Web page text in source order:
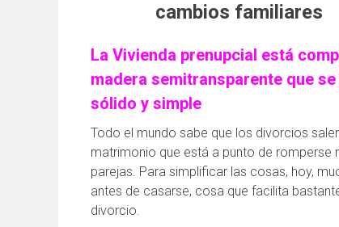
cambios familiares
La Vivienda prenupcial está
madera semitransparente que
sólido y simple
Todo el mundo sabe que los divorcios
matrimonio que está a punto de
parejas. Para simplificar las cosas, hoy,
antes de casarse, cosa que facilita
divorcio.